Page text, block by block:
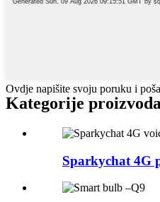
Ovdje napišite svoju poruku i
Kategorije proizvoda
Sparkychat 4G